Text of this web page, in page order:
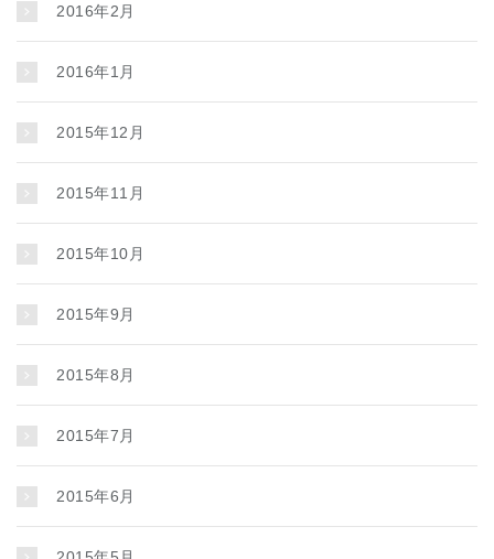
2016年2月
2016年1月
2015年12月
2015年11月
2015年10月
2015年9月
2015年8月
2015年7月
2015年6月